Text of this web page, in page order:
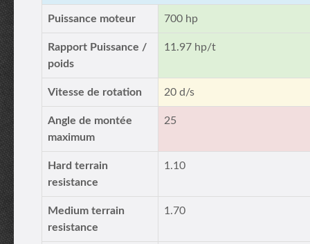
Puissance moteur 700 hp
Rapport Puissance /
poids
11.97 hp/t
Vitesse de rotation 20 d/s
Angle de montée
maximum
25
Hard terrain
resistance
1.10
Medium terrain
resistance
1.70